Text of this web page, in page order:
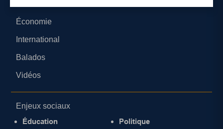
Économie
International
Balados
Vidéos
Enjeux sociaux
Éducation
Politique